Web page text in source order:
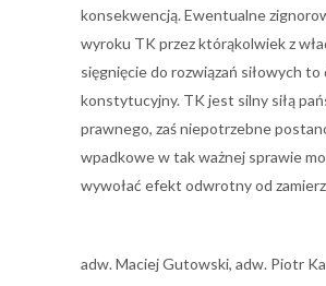
konsekwencją. Ewentualne
wyroku TK przez którąkolwiek z
sięgnięcie do rozwiązań siłowych to
konstytucyjny. TK jest silny siłą
prawnego, zaś niepotrzebne
wpadkowe w tak ważnej sprawie
wywołać efekt odwrotny od
adw. Maciej Gutowski, adw. Piotr